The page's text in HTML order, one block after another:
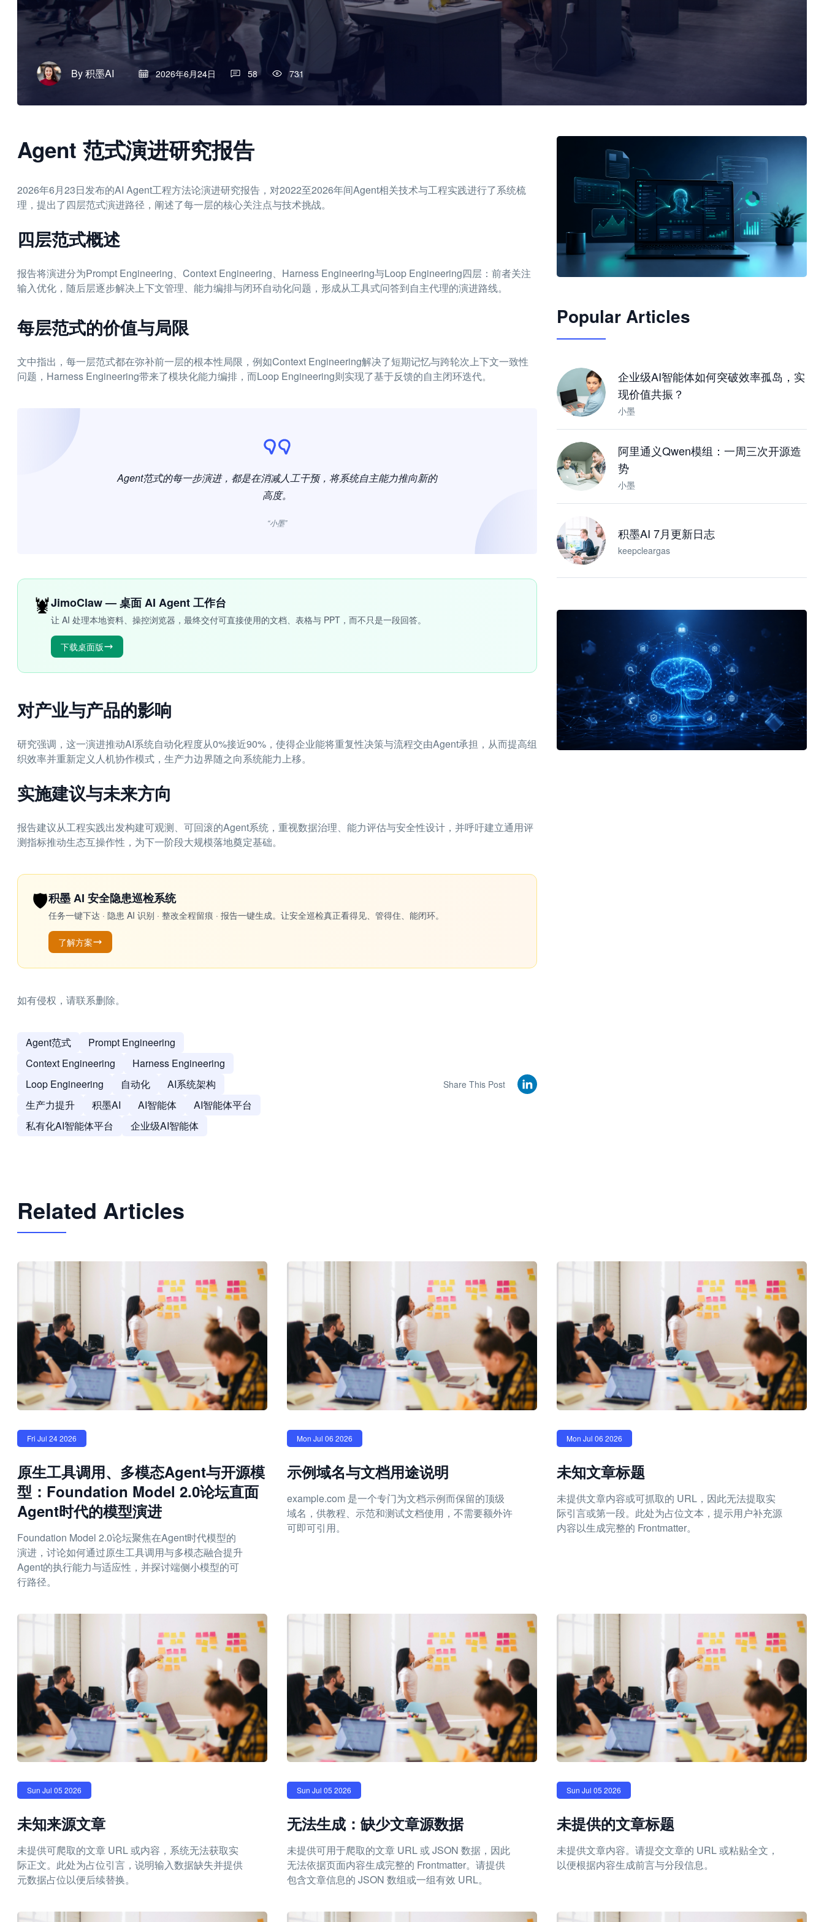
By积墨AI 2026年6月24日 58 731
Agent 范式演进研究报告
2026年6月23日发布的AI Agent工程方法论演进研究报告，对2022至2026年间Agent相关技术与工程实践进行了系统梳
理，提出了四层范式演进路径，阐述了每一层的核心关注点与技术挑战。
四层范式概述
报告将演进分为Prompt Engineering、Context Engineering、Harness Engineering与Loop Engineering四层：前者关注
输入优化，随后层逐步解决上下文管理、能力编排与闭环自动化问题，形成从工具式问答到自主代理的演进路线。
每层范式的价值与局限
文中指出，每一层范式都在弥补前一层的根本性局限，例如Context Engineering解决了短期记忆与跨轮次上下文一致性
问题，Harness Engineering带来了模块化能力编排，而Loop Engineering则实现了基于反馈的自主闭环迭代。
Agent范式的每一步演进，都是在消减人工干预，将系统自主能力推向新的
高度。
“小墨”
🦞JimoClaw — 桌面 AI Agent 工作台
让 AI 处理本地资料、操控浏览器，最终交付可直接使用的文档、表格与 PPT，而不只是一段回答。
下载桌面版
对产业与产品的影响
研究强调，这一演进推动AI系统自动化程度从0%接近90%，使得企业能将重复性决策与流程交由Agent承担，从而提高组
织效率并重新定义人机协作模式，生产力边界随之向系统能力上移。
实施建议与未来方向
报告建议从工程实践出发构建可观测、可回滚的Agent系统，重视数据治理、能力评估与安全性设计，并呼吁建立通用评
测指标推动生态互操作性，为下一阶段大规模落地奠定基础。
🛡️积墨 AI 安全隐患巡检系统
任务一键下达 · 隐患 AI 识别 · 整改全程留痕 · 报告一键生成。让安全巡检真正看得见、管得住、能闭环。
了解方案
如有侵权，请联系删除。
Agent范式
Prompt Engineering
Context Engineering
Harness Engineering
Loop Engineering
自动化
AI系统架构
生产力提升
积墨AI AI智能体
AI智能体平台
私有化AI智能体平台
企业级AI智能体
Share This Post
JimoClaw 桌面 AI Agent 工作台
Popular Articles
企业级AI智能体如何突破效率孤岛，实
现价值共振？
小墨
阿里通义Qwen模组：一周三次开源造
势
小墨
积墨AI 7月更新日志
keepcleargas
Related Articles
Fri Jul 24 2026
原生工具调用、多模态Agent与开源模
型：Foundation Model 2.0论坛直面
Agent时代的模型演进
Foundation Model 2.0论坛聚焦在Agent时代模型的
演进，讨论如何通过原生工具调用与多模态融合提升
Agent的执行能力与适应性，并探讨端侧小模型的可
行路径。
Mon Jul 06 2026
示例域名与文档用途说明
example.com 是一个专门为文档示例而保留的顶级
域名，供教程、示范和测试文档使用，不需要额外许
可即可引用。
Mon Jul 06 2026
未知文章标题
未提供文章内容或可抓取的 URL，因此无法提取实
际引言或第一段。此处为占位文本，提示用户补充源
内容以生成完整的 Frontmatter。
Sun Jul 05 2026
未知来源文章
未提供可爬取的文章 URL 或内容，系统无法获取实
际正文。此处为占位引言，说明输入数据缺失并提供
元数据占位以便后续替换。
Sun Jul 05 2026
无法生成：缺少文章源数据
未提供可用于爬取的文章 URL 或 JSON 数据，因此
无法依据页面内容生成完整的 Frontmatter。请提供
包含文章信息的 JSON 数组或一组有效 URL。
Sun Jul 05 2026
未提供的文章标题
未提供文章内容。请提交文章的 URL 或粘贴全文，
以便根据内容生成前言与分段信息。